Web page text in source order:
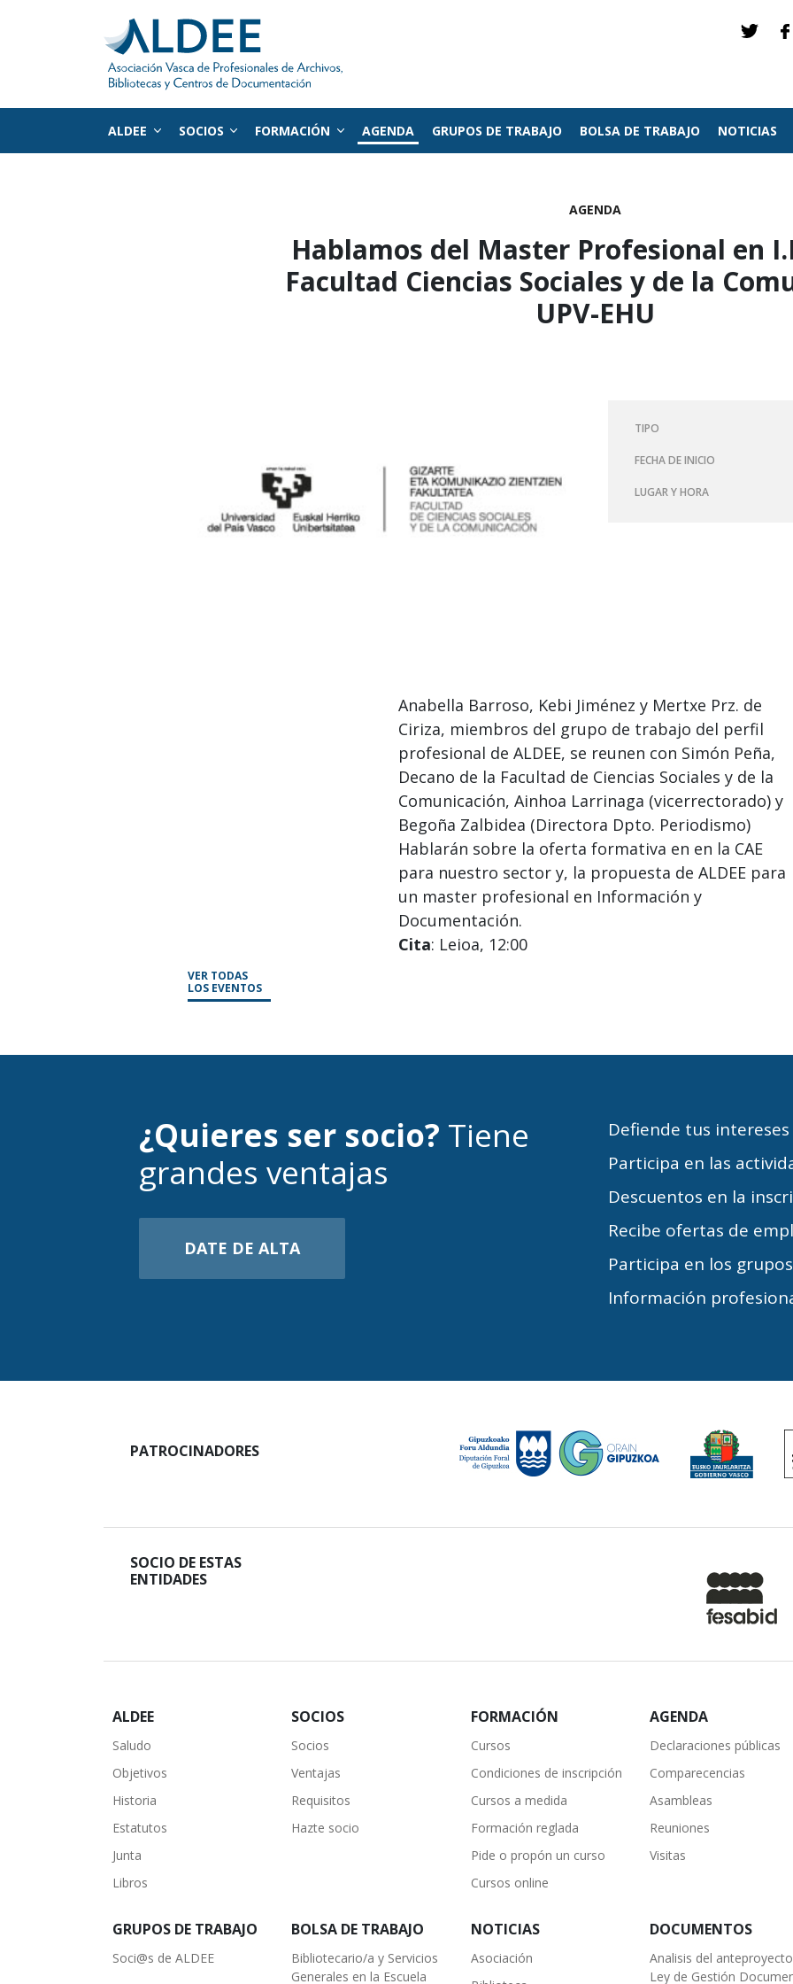
ALDEE SOCIOS FORMACIÓN AGENDA GRUPOS DE TRABAJO BOLSA DE TRABAJO NOTICIAS
AGENDA
Hablamos del Master Profesional en
Facultad Ciencias Sociales y de la
UPV-EHU
TIPO
FECHA DE INICIO
LUGAR Y HORA
Anabella Barroso, Kebi Jiménez y Mertxe Prz. de
Ciriza, miembros del grupo de trabajo del perfil
profesional de ALDEE, se reunen con Simón Peña,
Decano de la Facultad de Ciencias Sociales y de la
Comunicación, Ainhoa Larrinaga (vicerrectorado) y
Begoña Zalbidea (Directora Dpto. Periodismo)
Hablarán sobre la oferta formativa en en la CAE
para nuestro sector y, la propuesta de ALDEE para
un master profesional en Información y
Documentación.
Cita: Leioa, 12:00
VER TODAS
LOS EVENTOS
¿Quieres ser socio? Tiene
grandes ventajas
DATE DE ALTA
Defiende tus intereses
Participa en las
Descuentos en la
Recibe ofertas de
Participa en los
Información
PATROCINADORES
SOCIO DE ESTAS
ENTIDADES
ALDEE
Saludo
Objetivos
Historia
Estatutos
Junta
Libros
SOCIOS
Socios
Ventajas
Requisitos
Hazte socio
FORMACIÓN
Cursos
Condiciones de inscripción
Cursos a medida
Formación reglada
Pide o propón un curso
Cursos online
AGENDA
Declaraciones públicas
Comparecencias
Asambleas
Reuniones
Visitas
GRUPOS DE TRABAJO
Soci@s de ALDEE
BOLSA DE TRABAJO
Bibliotecario/a y Servicios
Generales en la Escuela
NOTICIAS
Asociación
DOCUMENTOS
Analisis del
Ley de Gestión